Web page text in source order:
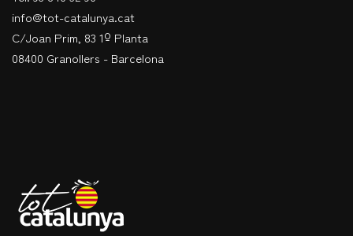
info@tot-catalunya.cat
C/Joan Prim, 83 1º Planta
08400 Granollers - Barcelona